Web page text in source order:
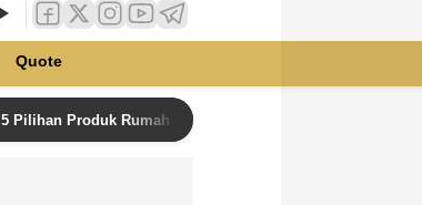
Quote
5 Pilihan Produk Rumah Tangga Terbaik di Unilever Store